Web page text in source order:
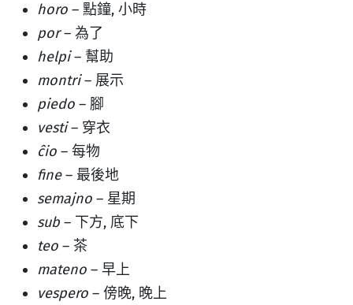
horo – 點鐘, 小時
por– 為了
helpi– 幫助
montri– 展示
piedo – 腳
vesti– 穿衣
ĉio – 每物
fine– 最後地
semajno – 星期
sub – 下方, 底下
teo – 茶
mateno – 早上
vespero – 傍晚, 晚上